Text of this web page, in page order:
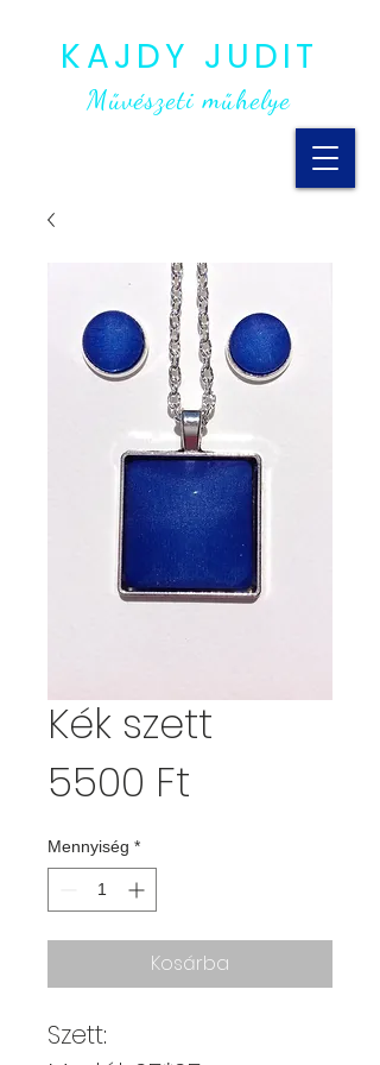
KAJDY JUDIT
Művészeti műhelye
Kék szett
5500 Ft
Mennyiség *
Kosárba
Szett: